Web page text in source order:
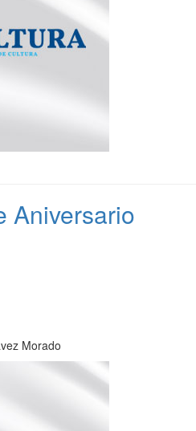
Aniversario
Morado